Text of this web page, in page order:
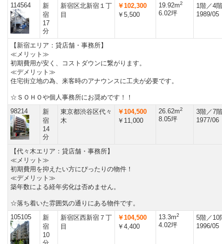
114564
新
宿
17
分
新宿区北新宿１丁
目
￥102,300
￥5,500
19.92m2
6.02坪
1階／4
1989/05
【新宿エリア：貸店舗・事務所】
≪メリット≫
初期費用が安く、コストダウンに繋がります。
≪デメリット≫
住宅街立地の為、来客時のアナウンスに工夫が必要です。
☆ＳＯＨＯや個人事務所にお奨めです！！
98214
新
宿
14
分
東京都渋谷区代々
木
￥104,500
￥11,000
26.62m2
8.05坪
3階／7
1977/06
【代々木エリア：貸店舗・事務所】
≪メリット≫
初期費用を抑えたい方にぴったりの物件！
≪デメリット≫
築年数による経年劣化は否めません。
☆落ち着いた雰囲気の通りにある物件です。
105105
新
宿
10
新宿区西新宿７丁
目
￥104,500
￥4,400
13.3m2
4.02坪
5階／10
1996/05